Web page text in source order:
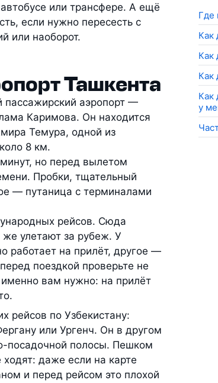
или трансфере. А ещё
если нужно пересесть с
или наоборот.
Ташкента
пассажирский аэропорт —
Каримова. Он находится
Темура, одной из
8 км.
но перед вылетом
Пробки, тщательный
— путаница с терминалами
рейсов. Сюда
улетают за рубеж. У
работает на прилёт, другое —
поездкой проверьте не
вам нужно: на прилёт
рейсов по Узбекистану:
или Ургенч. Он в другом
посадочной полосы. Пешком
даже если на карте
и перед рейсом это плохой
Где
Как
Как
Как
Как
у